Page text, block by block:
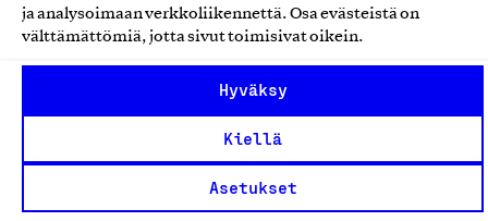
ja analysoimaan verkkoliikennettä. Osa evästeistä on
välttämättömiä, jotta sivut toimisivat oikein.
Hyväksy
Kiellä
Asetukset
laskutus@suomalainentyo.fi